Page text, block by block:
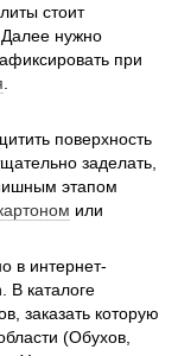
стоит
Далее нужно
при
поверхность
заделать,
этапом
или
в интернет-
В каталоге
заказать которую
(Обухов,